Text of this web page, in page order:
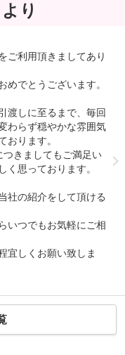
り
ご利用頂きましてあり
めでとうございます。
渡しに至るまで、毎回
わらず穏やかな雰囲気
おります。
きましてもご満足い
く思っております。
社の紹介をして頂ける
いつでもお気軽にご相
宜しくお願い致しま